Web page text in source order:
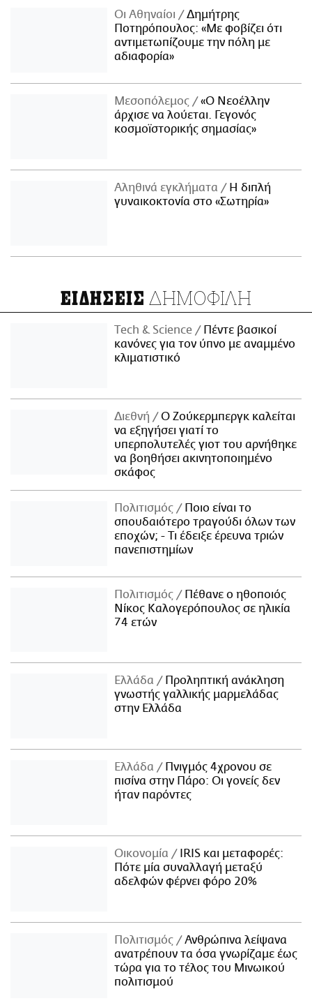
Οι Αθηναίοι
Δημήτρης
Ποτηρόπουλος: «Με φοβίζει ότι
αντιμετωπίζουμε την πόλη με
αδιαφορία»
Μεσοπόλεμος
«Ο Νεοέλλην
άρχισε να λούεται. Γεγονός
κοσμοϊστορικής σημασίας»
Αληθινά εγκλήματα
Η διπλή
γυναικοκτονία στο «Σωτηρία»
ΕΙΔΗΣΕΙΣ ΔΗΜΟΦΙΛΗ
Τech & Science
Πέντε βασικοί
κανόνες για τον ύπνο με αναμμένο
κλιματιστικό
Διεθνή
Ο Ζούκερμπεργκ καλείται
να εξηγήσει γιατί το
υπερπολυτελές γιοτ του αρνήθηκε
να βοηθήσει ακινητοποιημένο
σκάφος
Πολιτισμός
Ποιο είναι το
σπουδαιότερο τραγούδι όλων των
εποχών; - Τι έδειξε έρευνα τριών
πανεπιστημίων
Πολιτισμός
Πέθανε ο ηθοποιός
Νίκος Καλογερόπουλος σε ηλικία
74 ετών
Ελλάδα
Προληπτική ανάκληση
γνωστής γαλλικής μαρμελάδας
στην Ελλάδα
Ελλάδα
Πνιγμός 4χρονου σε
πισίνα στην Πάρο: Οι γονείς δεν
ήταν παρόντες
Οικονομία
IRIS και μεταφορές:
Πότε μία συναλλαγή μεταξύ
αδελφών φέρνει φόρο 20%
Πολιτισμός
Ανθρώπινα λείψανα
ανατρέπουν τα όσα γνωρίζαμε έως
τώρα για το τέλος του Μινωικού
πολιτισμού